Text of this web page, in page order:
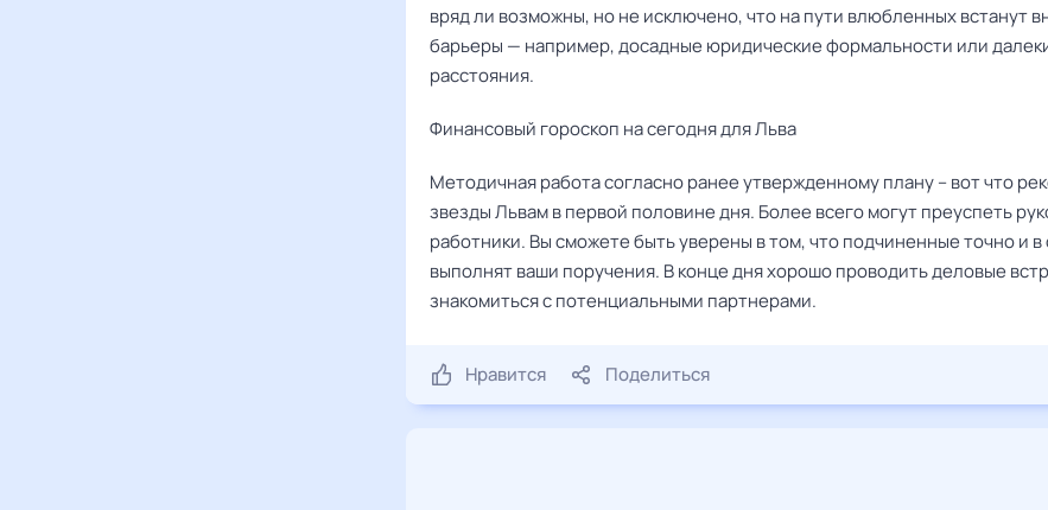
вряд ли возможны, но не исключено, что на пути влюбленных встанут
барьеры — например, досадные юридические формальности или
расстояния.
Финансовый гороскоп на сегодня для Льва
Методичная работа согласно ранее утвержденному плану – вот что
звезды Львам в первой половине дня. Более всего могут преуспеть
работники. Вы сможете быть уверены в том, что подчиненные точно и в
выполнят ваши поручения. В конце дня хорошо проводить деловые
знакомиться с потенциальными партнерами.
Нравится Поделиться